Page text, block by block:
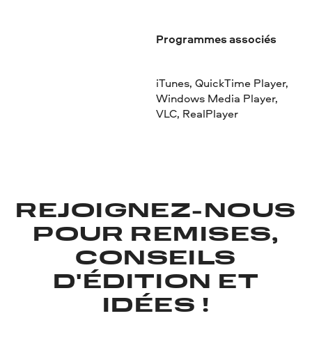
Programmes associés
iTunes, QuickTime Player,
Windows Media Player,
VLC, RealPlayer
REJOIGNEZ-NOUS
POUR REMISES,
CONSEILS
D'ÉDITION ET
IDÉES !